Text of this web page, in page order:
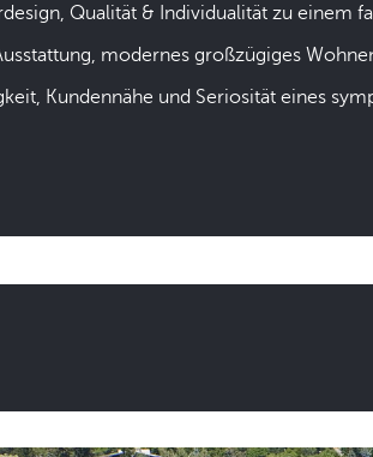
Qualität & Individualität zu einem
modernes großzügiges
Kundennähe und Seriosität eines